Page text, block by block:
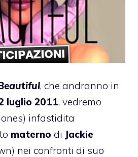
, che andranno in
luglio 2011, vedremo
infastidita
materno di Jackie
nei confronti di suo